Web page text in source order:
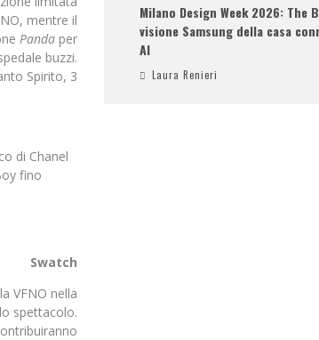
mentre il
Panda per
buzzi.
Spirito, 3
di Chanel
fino
Swatch
VFNO nella
spettacolo.
Milano Design Week 2026: The
visione Samsung della casa
AI
Laura Renieri